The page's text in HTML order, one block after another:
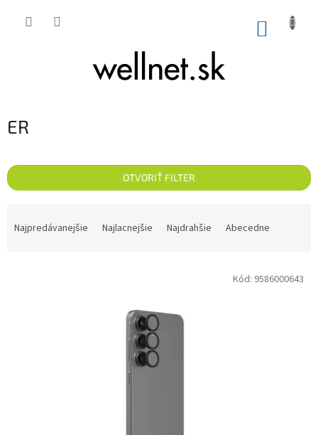
ER
OTVORIŤ FILTER
Najpredávanejšie Najlacnejšie Najdrahšie Abecedne
Kód: 9586000643